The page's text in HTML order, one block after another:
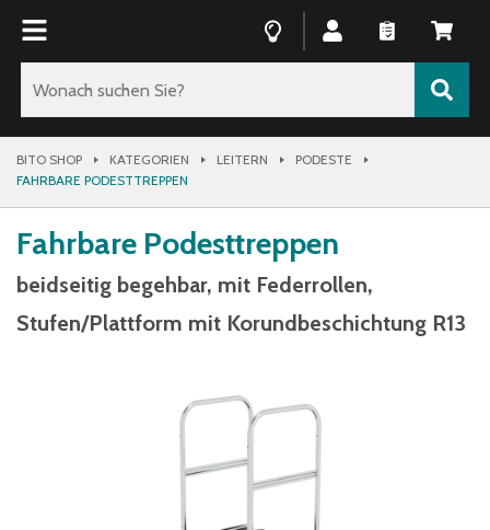
BITO SHOP KATEGORIEN LEITERN
PODESTE
FAHRBARE PODESTTREPPEN
Fahrbare Podesttreppen
beidseitig begehbar, mit Federrollen,
Stufen/Plattform mit Korundbeschichtung R13